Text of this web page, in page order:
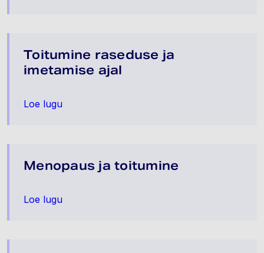
Toitumine raseduse ja
imetamise ajal
Loe lugu
Menopaus ja toitumine
Loe lugu